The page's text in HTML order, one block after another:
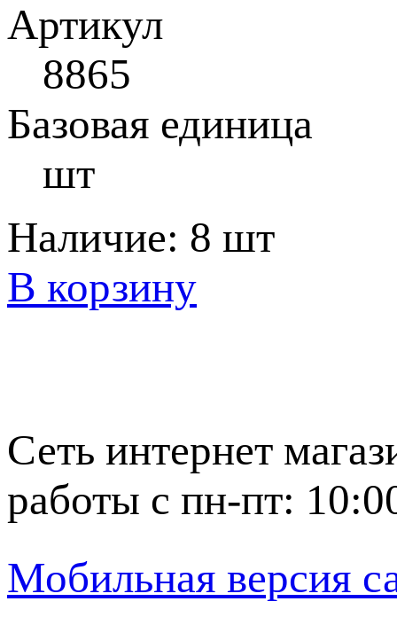
Артикул
8865
Базовая единица
шт
Наличие: 8 шт
В корзину
Сеть интернет
работы с пн-пт:
Мобильная версия